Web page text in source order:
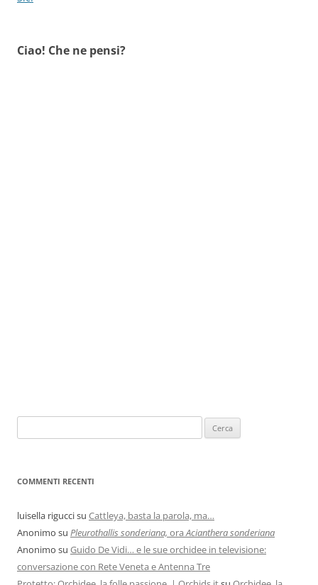
Ciao! Che ne pensi?
COMMENTI RECENTI
luisella riguccisu Cattleya, basta la parola, ma…
Anonimo su Pleurothallis sonderiana, oraAcianthera sonderiana
Anonimo su Guido De Vidi… e le sue orchidee in televisione:
conversazione con Rete Veneta e Antenna Tre